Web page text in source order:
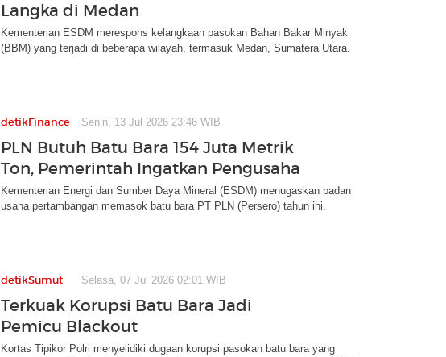
Langka di Medan
Kementerian ESDM merespons kelangkaan pasokan Bahan Bakar Minyak
(BBM) yang terjadi di beberapa wilayah, termasuk Medan, Sumatera Utara.
detikFinance Senin, 13 Jul 2026 23:46 WIB
PLN Butuh Batu Bara 154 Juta Metrik
Ton, Pemerintah Ingatkan Pengusaha
Kementerian Energi dan Sumber Daya Mineral (ESDM) menugaskan badan
usaha pertambangan memasok batu bara PT PLN (Persero) tahun ini.
detikSumut Selasa, 07 Jul 2026 02:01 WIB
Terkuak Korupsi Batu Bara Jadi
Pemicu Blackout
Kortas Tipikor Polri menyelidiki dugaan korupsi pasokan batu bara yang